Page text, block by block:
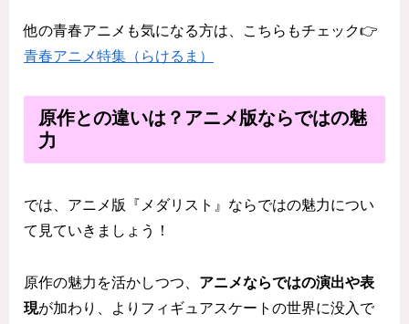
他の青春アニメも気になる方は、こちらもチェック👉
青春アニメ特集（らけるま）
原作との違いは？アニメ版ならではの魅
力
では、アニメ版『メダリスト』ならではの魅力につい
て見ていきましょう！
原作の魅力を活かしつつ、 アニメならではの演出や表
現が加わり、よりフィギュアスケートの世界に没入で